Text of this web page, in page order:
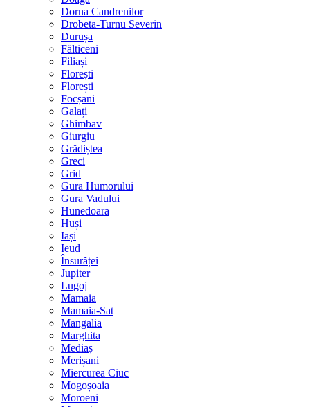
Dorna Candrenilor
Drobeta-Turnu Severin
Durușa
Fălticeni
Filiași
Florești
Florești
Focșani
Galați
Ghimbav
Giurgiu
Grădiștea
Greci
Grid
Gura Humorului
Gura Vadului
Hunedoara
Huși
Iași
Ieud
Însurăței
Jupiter
Lugoj
Mamaia
Mamaia-Sat
Mangalia
Marghita
Mediaș
Merișani
Miercurea Ciuc
Mogoșoaia
Moroeni